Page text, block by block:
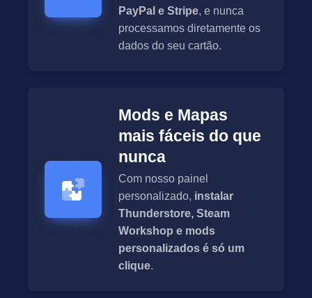
PayPal e Stripe, e nunca
processamos diretamente os
dados do seu cartão.
Mods e Mapas
mais fáceis do que
nunca
Com nosso painel
personalizado, instalar
Thunderstore, Steam
Workshop e mods
personalizados é só um
clique.